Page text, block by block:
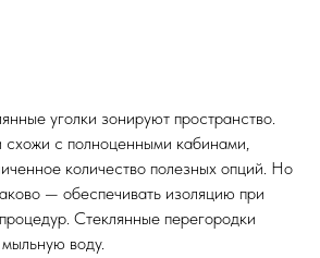
уголки зонируют пространство.
с полноценными кабинами,
количество полезных опций. Но
— обеспечивать изоляцию при
Стеклянные перегородки
воду.